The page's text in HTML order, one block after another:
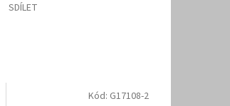
SDÍLET
Kód: G17108-2